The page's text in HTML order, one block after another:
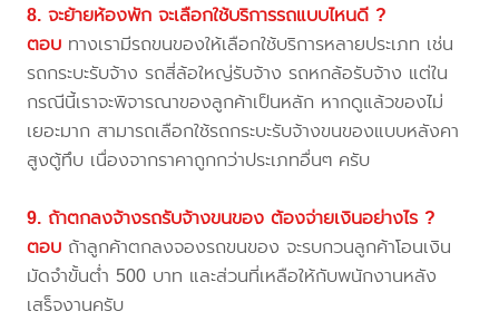
8. จะย้ายห้องพัก จะเลือกใช้บริการรถแบบไหนดี ?
ตอบ ทางเรามีรถขนของให้เลือกใช้บริการหลายประเภท เช่น
รถกระบะรับจ้าง รถสี่ล้อใหญ่รับจ้าง รถหกล้อรับจ้าง แต่ใน
กรณีนี้เราจะพิจารณาของลูกค้าเป็นหลัก หากดูแล้วของไม่
เยอะมาก สามารถเลือกใช้รถกระบะรับจ้างขนของแบบหลังคา
สูงตู้ทึบ เนื่องจากราคาถูกกว่าประเภทอื่นๆ ครับ
9. ถ้าตกลงจ้างรถรับจ้างขนของ ต้องจ่ายเงินอย่างไร ?
ตอบ ถ้าลูกค้าตกลงจองรถขนของ จะรบกวนลูกค้าโอนเงิน
มัดจำขั้นต่ำ 500 บาท และส่วนที่เหลือให้กับพนักงานหลัง
เสร็จงานครับ